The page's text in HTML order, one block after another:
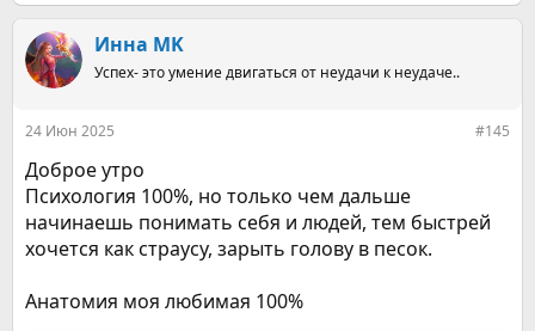
а
ц
и
Инна MK
Успех- это умение двигаться от неудачи к неудаче..
24 Июн 2025 #145
Доброе утро
Психология 100%, но только чем дальше
начинаешь понимать себя и людей, тем быстрей
хочется как страусу, зарыть голову в песок.
Анатомия моя любимая 100%